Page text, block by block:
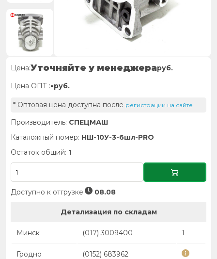
Цена:Уточняйте у менеджераруб.
Цена ОПТ :-руб.
* Оптовая цена доступна после регистрации на сайте
Производитель: СПЕЦМАШ
Каталожный номер: НШ-10У-3-6шл-PRO
Остаток общий: 1
Доступно к отгрузке: 08.08
Детализация по складам
Минск (017) 3009400 1
Гродно (0152) 683962